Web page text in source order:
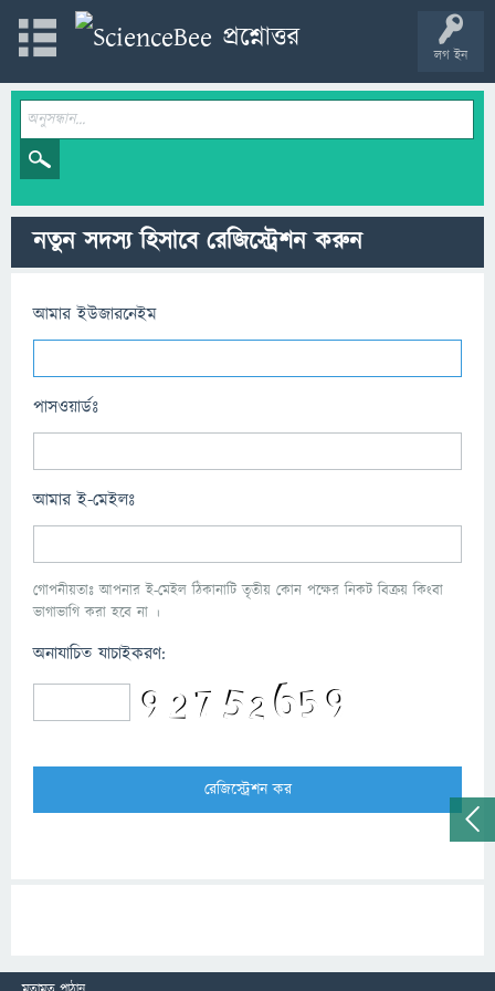
লগ ইন
নতুন সদস্য হিসাবে রেজিস্ট্রেশন করুন
আমার ইউজারনেইম
পাসওয়ার্ডঃ
আমার ই-মেইলঃ
গোপনীয়তাঃ আপনার ই-মেইল ঠিকানাটি তৃতীয় কোন পক্ষের নিকট বিক্রয় কিংবা
ভাগাভাগি করা হবে না ।
অনাযাচিত যাচাইকরণ: